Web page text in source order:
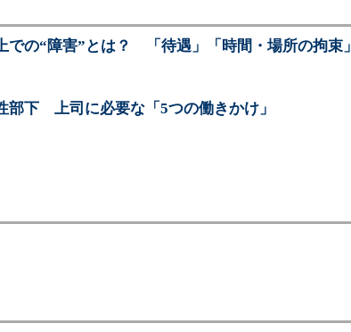
での“障害”とは？ 「待遇」「時間・場所の拘束」
部下 上司に必要な「5つの働きかけ」